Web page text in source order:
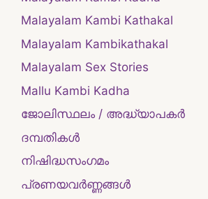
Malayalam Kambi Kathakal
Malayalam Kambikathakal
Malayalam Sex Stories
Mallu Kambi Kadha
ജോലിസ്ഥലം / അദ്ധ്യാപകർ
ദമ്പതികള്‍
നിഷിദ്ധസംഗമം
പ്രണയവർണ്ണങ്ങൾ